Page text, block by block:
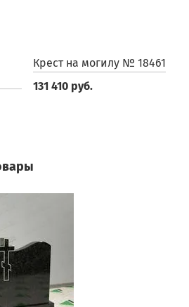
Крест на могилу № 18461
131 410 руб.